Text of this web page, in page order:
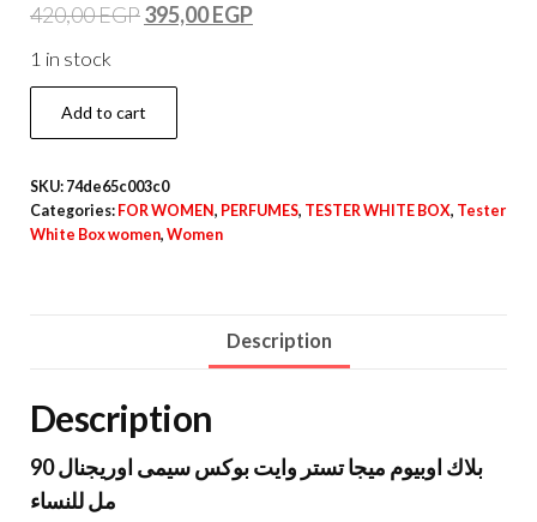
420,00EGP395,00EGP
1 in stock
Add to cart
SKU: 74de65c003c0
Categories: FOR WOMEN, PERFUMES, TESTER WHITE BOX, Tester
White Box women, Women
Description
Description
بلاك اوبيوم ميجا تستر وايت بوكس سيمى اوريجنال 90
مل للنساء